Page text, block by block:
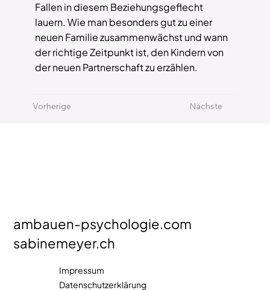
Fallen in diesem Beziehungsgeflecht
lauern. Wie man besonders gut zu einer
neuen Familie zusammenwächst und wann
der richtige Zeitpunkt ist, den Kindern von
der neuen Partnerschaft zu erzählen.
Vorherige Nächste
ambauen-psychologie.com
sabinemeyer.ch
Impressum
Datenschutzerklärung